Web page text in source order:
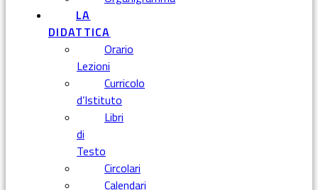
LA
DIDATTICA
Orario
Lezioni
Curricolo
d’Istituto
Libri
di
Testo
Circolari
Calendari